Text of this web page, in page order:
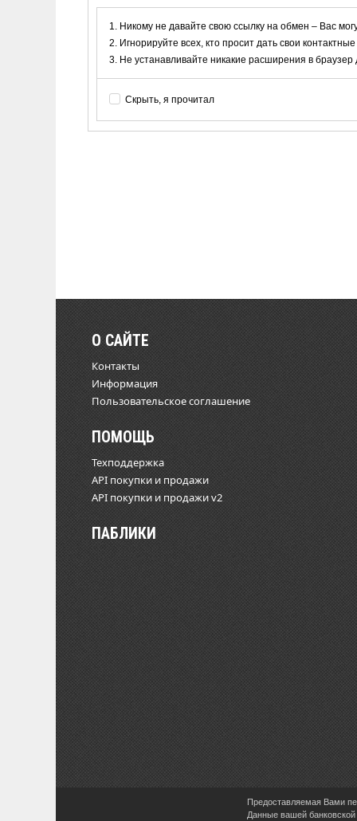
Никому не давайте свою ссылку на обмен – Вас
Игнорируйте всех, кто просит дать свои
Не устанавливайте никакие расширения в
Скрыть, я прочитал
О САЙТЕ
Контакты
Информация
Пользовательское соглашение
ПОМОЩЬ
Техподдержка
API покупки и продажи
API покупки и продажи v2
ПАБЛИКИ
Предоставляемая Вами
Данные вашей